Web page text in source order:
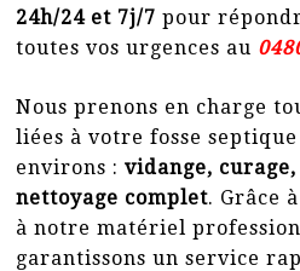
24h/24 et 7j/7 pour
toutes vos urgences au 0
Nous prenons en charge
liées à votre fosse septique
environs : vidange,
nettoyage complet. Grâce
à notre matériel
garantissons un service